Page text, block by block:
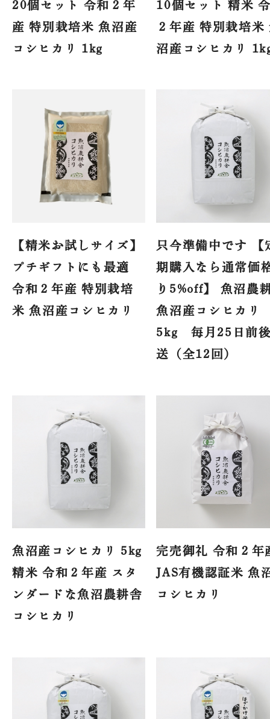
20個セット 令和２年
産 特別栽培米 魚沼産
コシヒカリ 1kg
10個セット 精米
２年産 特別栽培米
沼産コシヒカリ
【精米お試しサイズ】
プチギフトにも最適
令和２年産 特別栽培
米 魚沼産コシヒカリ
只今準備中です 【
期購入なら通常価
り5%off】 魚沼農
魚沼産コシヒカリ
5kg 毎月25日前
送（全12回）
魚沼産コシヒカリ 5kg
精米 令和２年産 スタ
ンダードな魚沼農耕舎
コシヒカリ
完売御礼 令和２年
JAS有機認証米 魚
コシヒカリ